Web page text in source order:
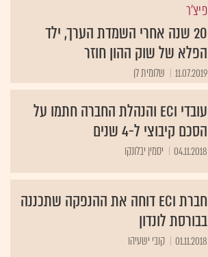
פיצ'ר
20 שנה אחרי השמדת הערך, ילד
הפלא של שוק ההון חוזר
11.07.2019 שלומית לן
עובדי ECI והנהלת החברה חתמו על
הסכם קיבוצי ל-4 שנים
04.11.2018 יסמין יבלונקו
חברת ECI דוחה את ההנפקה שתכננה
בבורסת לונדון
01.11.2018 קובי ישעיהו